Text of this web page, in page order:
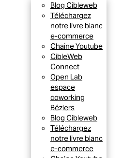
Blog Cibleweb
Téléchargez
notre livre blanc
e-commerce
Chaine Youtube
CibleWeb
Connect
Open Lab
espace
coworking
Béziers
Blog Cibleweb
Téléchargez
notre livre blanc
e-commerce